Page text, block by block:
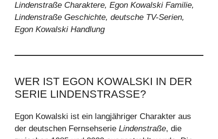
Lindenstraße Charaktere, Egon Kowalski Familie,
Lindenstraße Geschichte, deutsche TV-Serien,
Egon Kowalski Handlung
WER IST EGON KOWALSKI IN DER
SERIE LINDENSTRASSE?
Egon Kowalski ist ein langjähriger Charakter aus
der deutschen Fernsehserie Lindenstraße, die